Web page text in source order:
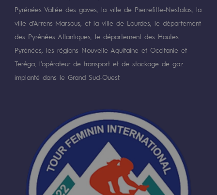
Préservation de la biodiversité
Gestion des impacts
Responsabilité sociale et territoriale
Responsabilité sociale et
Energiz Mouv
Le programme social et territorial de
Territorial
Territorial
Pyrénées Vallée des gaves, la ville de Pierrefitte-Nestalas, la
ville d’Arrens-Marsous, et la ville de Lourdes, le département
des Pyrénées Atlantiques, le département des Hautes
Pyrénées, les régions Nouvelle Aquitaine et Occitanie et
Teréga, l’opérateur de transport et de stockage de gaz
implanté dans le Grand Sud-Ouest.